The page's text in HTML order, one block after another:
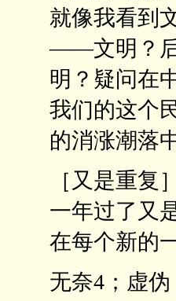
就像我看到
——文明？后
明？疑问在
我们的这个
的消涨潮落
［又是重复］
一年过了又
在每个新的
无奈4；虚伪